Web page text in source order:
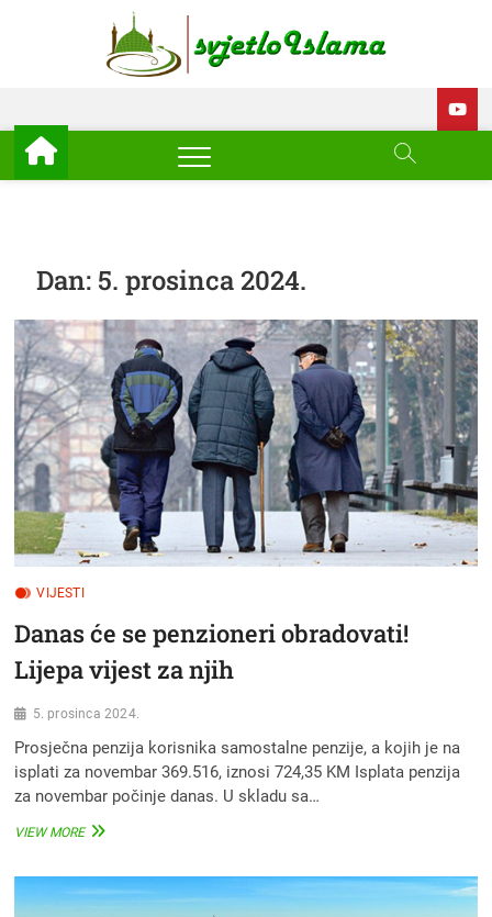
EDUKACIJA –
Dan: 5. prosinca 2024.
VIJESTI
Danas će se penzioneri obradovati!
Lijepa vijest za njih
5. prosinca 2024.
Prosječna penzija korisnika samostalne penzije, a kojih je na
isplati za novembar 369.516, iznosi 724,35 KM Isplata penzija
za novembar počinje danas. U skladu sa…
VIEW MOREDANAS
PENZIONERI
OBRADOVATI!